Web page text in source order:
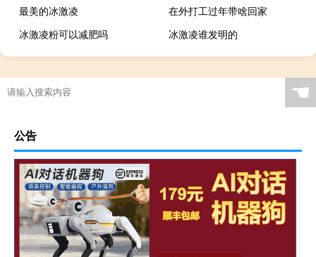
最美的冰激凌
在外打工过年带啥回家
冰激凌粉可以减肥吗
冰激凌谁发明的
☚
公告